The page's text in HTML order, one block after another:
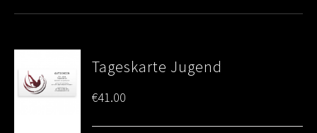
Tageskarte Jugend
€41.00